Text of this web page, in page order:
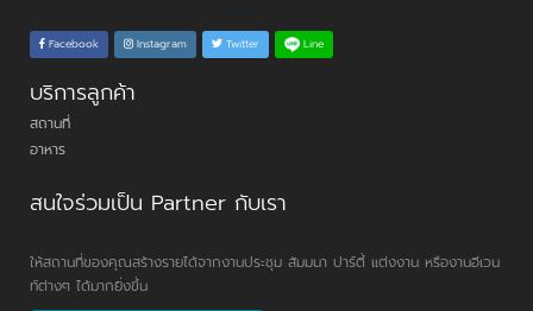
Facebook Instagram Twitter Line
บริการลูกค้า
สถานที่
อาหาร
สนใจร่วมเป็น Partner กับเรา
ให้สถานที่ของคุณสร้างรายได้จากงานประชุม สัมมนา ปาร์ตี้ แต่งงาน หรืองานอีเวน
ท์ต่างๆ ได้มากยิ่งขึ้น